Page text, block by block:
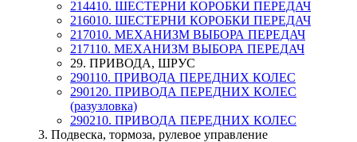
214410. ШЕСТЕРНИ КОРОБКИ ПЕРЕДАЧ
216010. ШЕСТЕРНИ КОРОБКИ ПЕРЕДАЧ
217010. МЕХАНИЗМ ВЫБОРА ПЕРЕДАЧ
217110. МЕХАНИЗМ ВЫБОРА ПЕРЕДАЧ
29. ПРИВОДА, ШРУС
290110. ПРИВОДА ПЕРЕДНИХ КОЛЕС
290120. ПРИВОДА ПЕРЕДНИХ КОЛЕС
(разузловка)
290210. ПРИВОДА ПЕРЕДНИХ КОЛЕС
3. Подвеска, тормоза, рулевое управление